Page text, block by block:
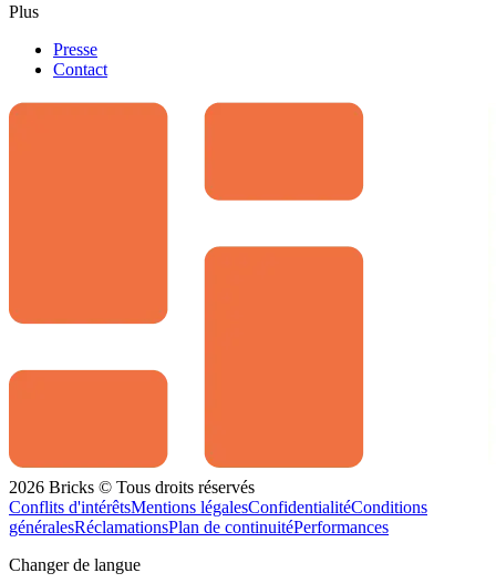
Plus
Presse
Contact
2026 Bricks © Tous droits réservés
Conflits d'intérêtsMentions légalesConfidentialitéConditions
généralesRéclamationsPlan de continuitéPerformances
Changer de langue